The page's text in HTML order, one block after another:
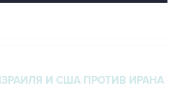
И США ПРОТИВ ИРАНА